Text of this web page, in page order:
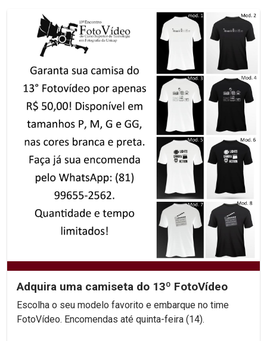
Adquira uma camiseta do 13º FotoVídeo
Escolha o seu modelo favorito e embarque no time
FotoVídeo. Encomendas até quinta-feira (14).